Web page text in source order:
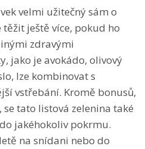
velmi užitečný sám o
ještě více, pokud ho
zdravými
jako je avokádo, olivový
lze kombinovat s
vstřebání. Kromě bonusů,
tato listová zelenina také
jakéhokoliv pokrmu.
na snídani nebo do